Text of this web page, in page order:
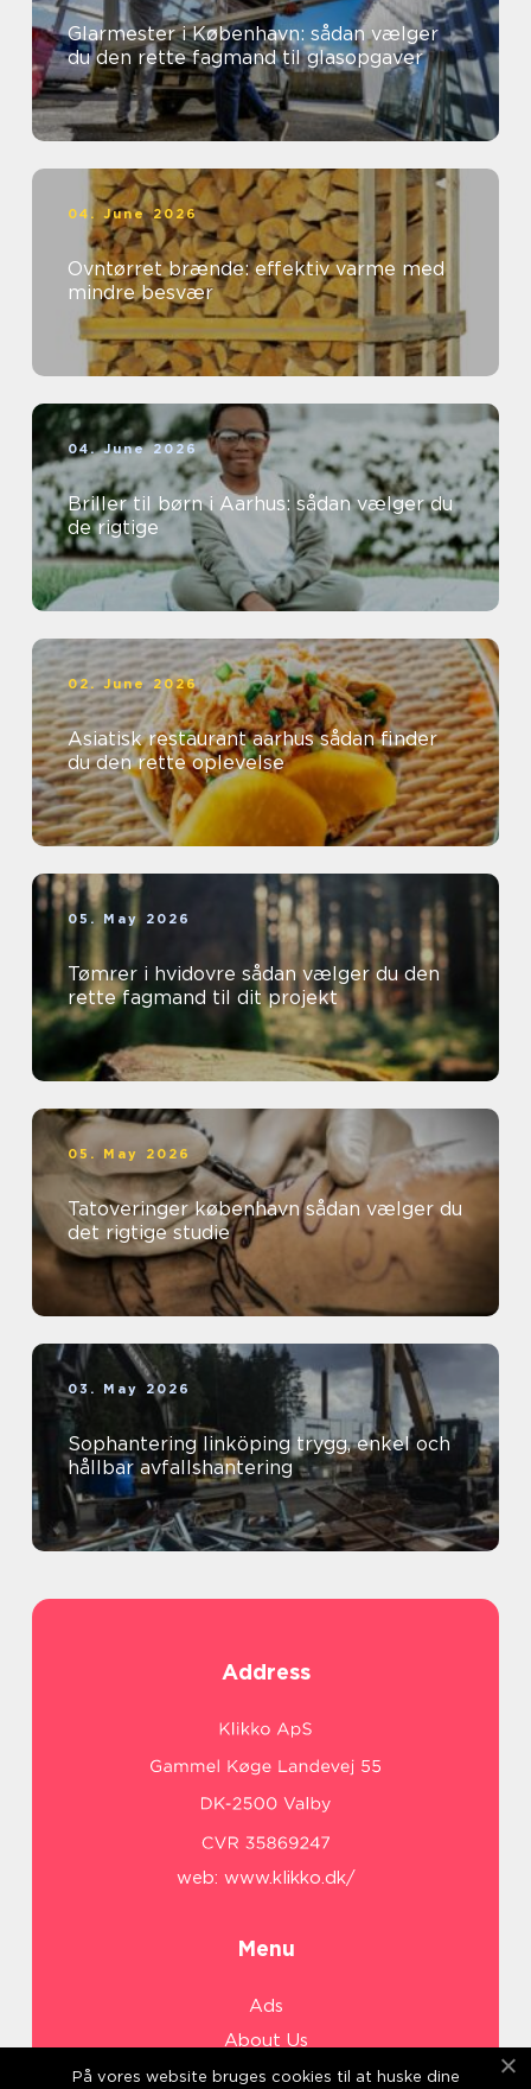
Glarmester i København: sådan vælger
du den rette fagmand til glasopgaver
04. June 2026
Ovntørret brænde: effektiv varme med
mindre besvær
04. June 2026
Briller til børn i Aarhus: sådan vælger du
de rigtige
02. June 2026
Asiatisk restaurant aarhus sådan finder
du den rette oplevelse
05. May 2026
Tømrer i hvidovre sådan vælger du den
rette fagmand til dit projekt
05. May 2026
Tatoveringer københavn sådan vælger du
det rigtige studie
03. May 2026
Sophantering linköping trygg, enkel och
hållbar avfallshantering
Address
web: www.klikko.dk/
Menu
Ads
About Us
Cookies
På vores website bruges cookies til at huske dine